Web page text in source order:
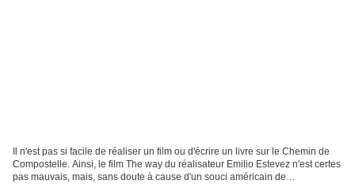
Il n'est pas si facile de réaliser un film ou d'écrire un livre sur le Chemin de
Compostelle. Ainsi, le film The way du réalisateur Emilio Estevez n'est certes
pas mauvais, mais, sans doute à cause d'un souci américain de